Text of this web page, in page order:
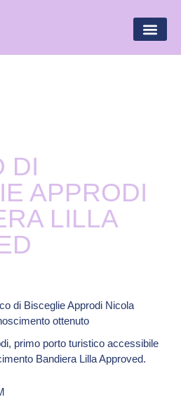
DI
APPRODI
LILLA
primo porto turistico accessibile
Bandiera Lilla Approved.